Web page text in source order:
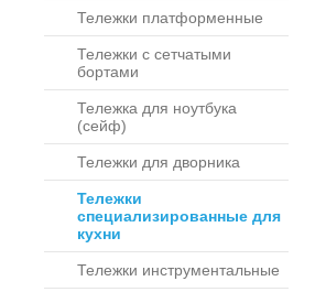
Тележки платформенные
Тележки с сетчатыми
бортами
Тележка для ноутбука
(сейф)
Тележки для дворника
Тележки
специализированные для
кухни
Тележки инструментальные